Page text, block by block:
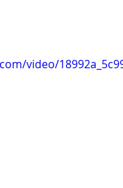
video/